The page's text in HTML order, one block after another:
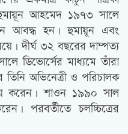
হুমায়ূন আহমেদ ১৯৭৩ সালে
আবদ্ধ হন। হুমায়ূন এবং
দীর্ঘ ৩২ বছরের দাম্পত্য
ডিভোর্সের মাধ্যমে তাঁরা
অভিনেত্রী ও পরিচালক
করেন। শাওন ১৯৯০ সাল
পরবর্তীতে চলচ্চিত্রের